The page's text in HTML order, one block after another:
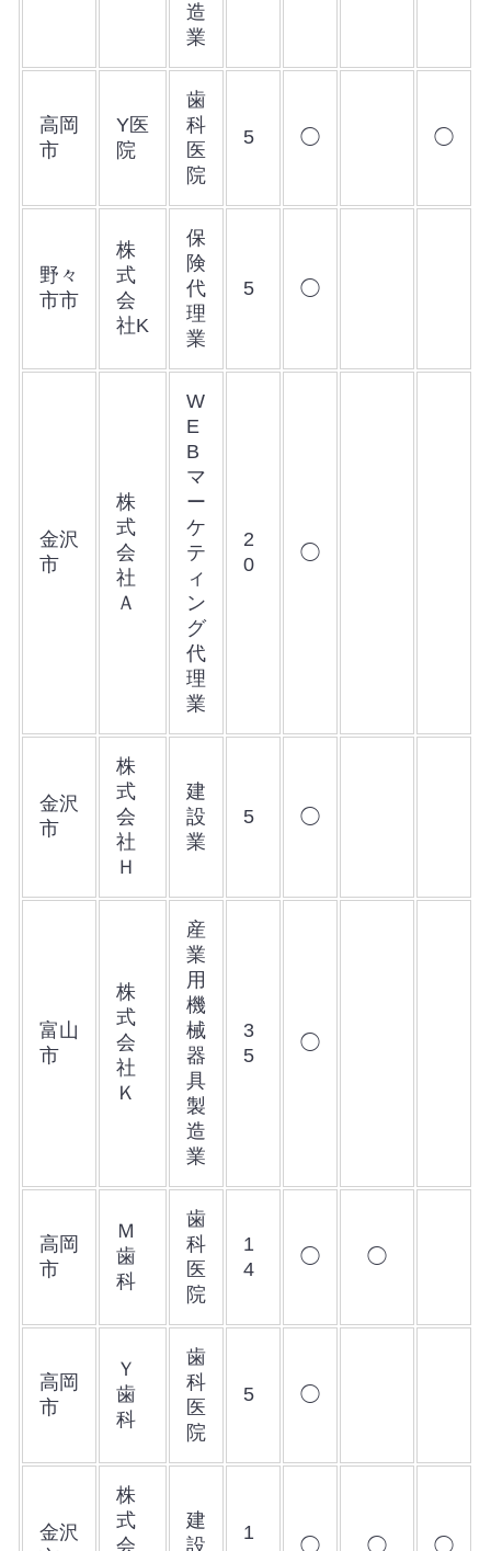
造
業
高岡
市
Y医
院
歯
科
医
院
5 ◯ ◯
野々
市市
株
式
会
社K
保
険
代
理
業
5 ◯
金沢
市
株
式
会
社
Ａ
W
E
B
マ
ー
ケ
テ
ィ
ン
グ
代
理
業
2
0
◯
金沢
市
株
式
会
社
Ｈ
建
設
業
5 ◯
富山
市
株
式
会
社
Ｋ
産
業
用
機
械
器
具
製
造
業
3
5
◯
高岡
市
Ｍ
歯
科
歯
科
医
院
1
4
◯ ◯
高岡
市
Ｙ
歯
科
歯
科
医
院
5 ◯
金沢
株
式
会
建
設
1
◯ ◯ ◯